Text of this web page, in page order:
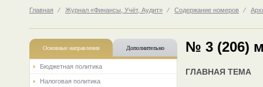
Главная ⁄ Журнал «Финансы, Учёт, Аудит» ⁄ Содержание номеров ⁄
Основные направления Дополнительно
Бюджетная политика
Налоговая политика
№ 3 (206)
ГЛАВНАЯ ТЕМА